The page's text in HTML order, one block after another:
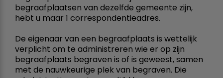
begraafplaatsen van dezelfde gemeente zijn,
hebt u maar 1 correspondentieadres.
De eigenaar van een begraafplaats is wettelijk
verplicht om te administreren wie er op zijn
begraafplaats begraven is of is geweest, samen
met de nauwkeurige plek van begraven. Die